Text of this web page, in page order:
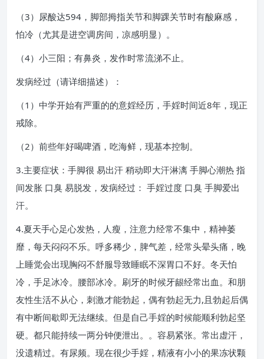
（3）尿酸达594，脚部拇指关节和脚踝关节时有酸麻感，
怕冷（尤其是进空调房间，凉感明显）。
（4）小三阳；有鼻炎，发作时常流涕不止。
发病经过（请详细描述）：
（1）中学开始有严重的的意婬经历，手婬时间近8年，现正
戒除。
（2）前些年好喝啤酒，吃海鲜，现基本控制。
3.主要症状：手脚很 易出汗 稍动即大汗淋漓 手脚心潮热 指
间发胀 口臭 易脱发，发病经过： 手婬过度 口臭 手脚爱出
汗。
4.夏天手心足心发热，人瘦，注意力经常不集中，精神萎
靡，每天闷闷不乐。呼多稀少，脾气差，经常头晕头痛，晚
上睡觉会出现胸闷不舒服导致睡眠不深胃口不好。冬天怕
冷，手足冰冷。腰部冰冷。刷牙的时候牙龈经常出血。和朋
友性生活不从心，刺激才能勃起，偶有勃起无力,且勃起后偶
有中断间歇即无法继续。但是自己手婬的时候能顺利勃起坚
硬。都只能持续一两分钟便泄出。。容易紧张。常出虚汗，
没遗精过。有尿频。现在很少手婬，精液有小小的果冻状颗